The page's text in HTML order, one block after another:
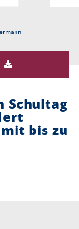
Schultag
bis zu